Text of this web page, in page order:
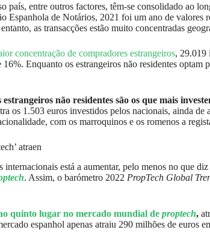
país, entre outros factores, têm-se consolidado ao
Espanhola de Notários, 2021 foi um ano de valores
as transacções estão muito concentradas
concentração de compradores estrangeiros, 29.019
16%. Enquanto os estrangeiros não residentes
estrangeiros não residentes são os que mais
os 1.503 euros investidos pelos nacionais, ainda
com os marroquinos e os romenos a
atraen
está a aumentar, pelo menos no que
. Assim, o barómetro 2022 PropTech Global
quinto lugar no mercado mundial de proptech,
espanhol apenas atraiu 290 milhões de euros